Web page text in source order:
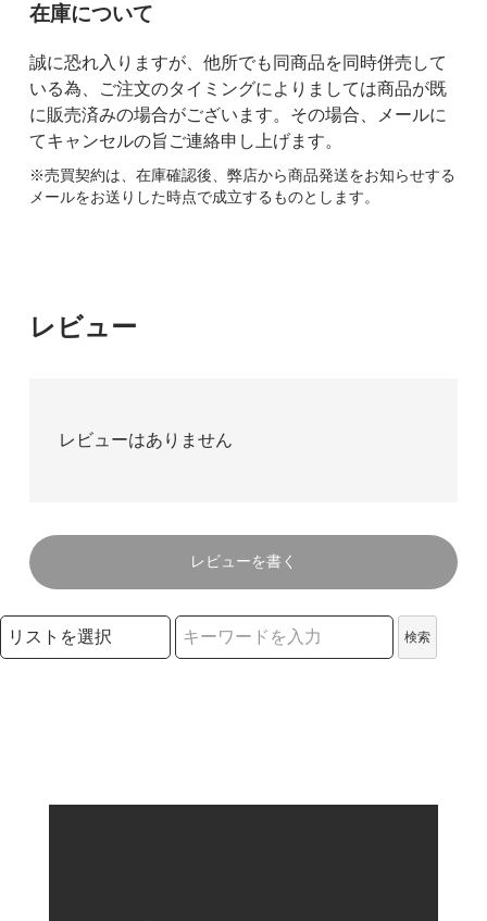
在庫について
誠に恐れ入りますが、他所でも同商品を同時併売して
いる為、ご注文のタイミングによりましては商品が既
に販売済みの場合がございます。その場合、メールに
てキャンセルの旨ご連絡申し上げます。
※売買契約は、在庫確認後、弊店から商品発送をお知らせする
メールをお送りした時点で成立するものとします。
レビュー
レビューはありません
レビューを書く
検索リストの選択
検索